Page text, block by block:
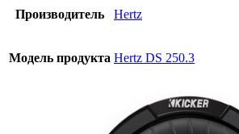
DS
250.3
Производитель Hertz
Модель продукта Hertz DS 250.3